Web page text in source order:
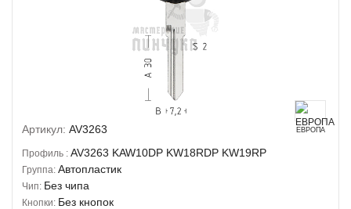
Артикул: AV3263 ЕВРОПА
Профиль : AV3263 KAW10DP KW18RDP KW19RP
Группа: Автопластик
Чип: Без чипа
Кнопки: Без кнопок